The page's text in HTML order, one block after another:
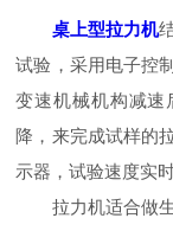
桌上型拉力机
试验，采用电子控
变速机械机构减速
降，来完成试样的
示器，试验速度实时
拉力机适合做生